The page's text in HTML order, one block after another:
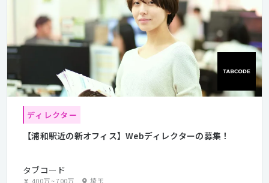
ディレクター
【浦和駅近の新オフィス】Webディレクターの募集！
タブコード
400万~700万 埼玉